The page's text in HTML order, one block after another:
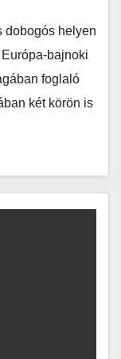
dobogós helyen
bajnoki
foglaló
két körön is